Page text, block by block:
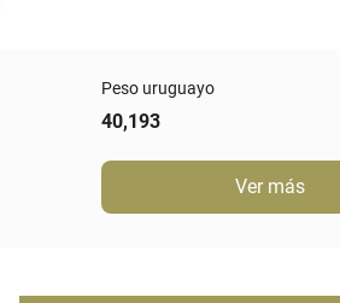
Peso uruguayo
40,193
Ver más